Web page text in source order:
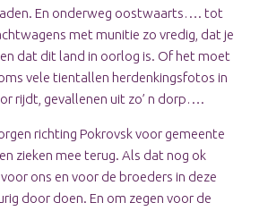
En onderweg oostwaarts…. tot
met munitie zo vredig, dat je
dat dit land in oorlog is. Of het moet
vele tientallen herdenkingsfotos in
rijdt, gevallenen uit zo’ n dorp….
richting Pokrovsk voor gemeente
zieken mee terug. Als dat nog ok
ons en voor de broeders in deze
door doen. En om zegen voor de